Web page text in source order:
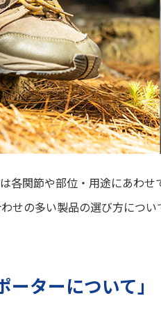
各関節や部位・用途にあわせ
せの多い製品の選び方につい
ターについて」